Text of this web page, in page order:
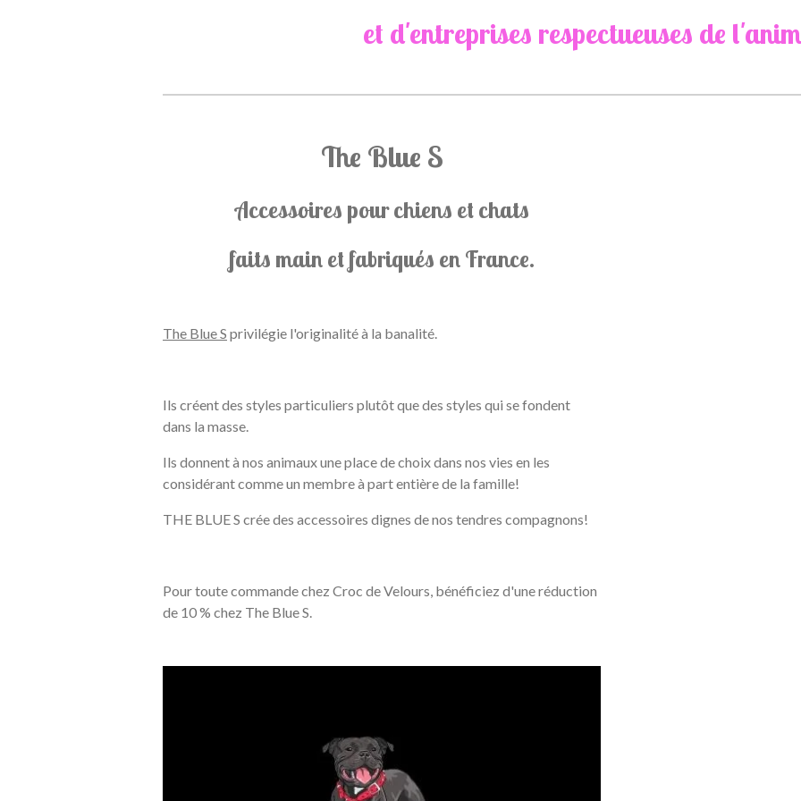
et d'entreprises respectueuses de
The Blue S
Accessoires pour chiens et chats
faits main et fabriqués en France.
The Blue S privilégie l'originalité à la banalité.
Ils créent des styles particuliers plutôt que des styles qui se fondent
dans la masse.
Ils donnent à nos animaux une place de choix dans nos vies en les
considérant comme un membre à part entière de la famille!
THE BLUE S crée des accessoires dignes de nos tendres compagnons!
Pour toute commande chez Croc de Velours, bénéficiez d'une réduction
de 10 % chez The Blue S.